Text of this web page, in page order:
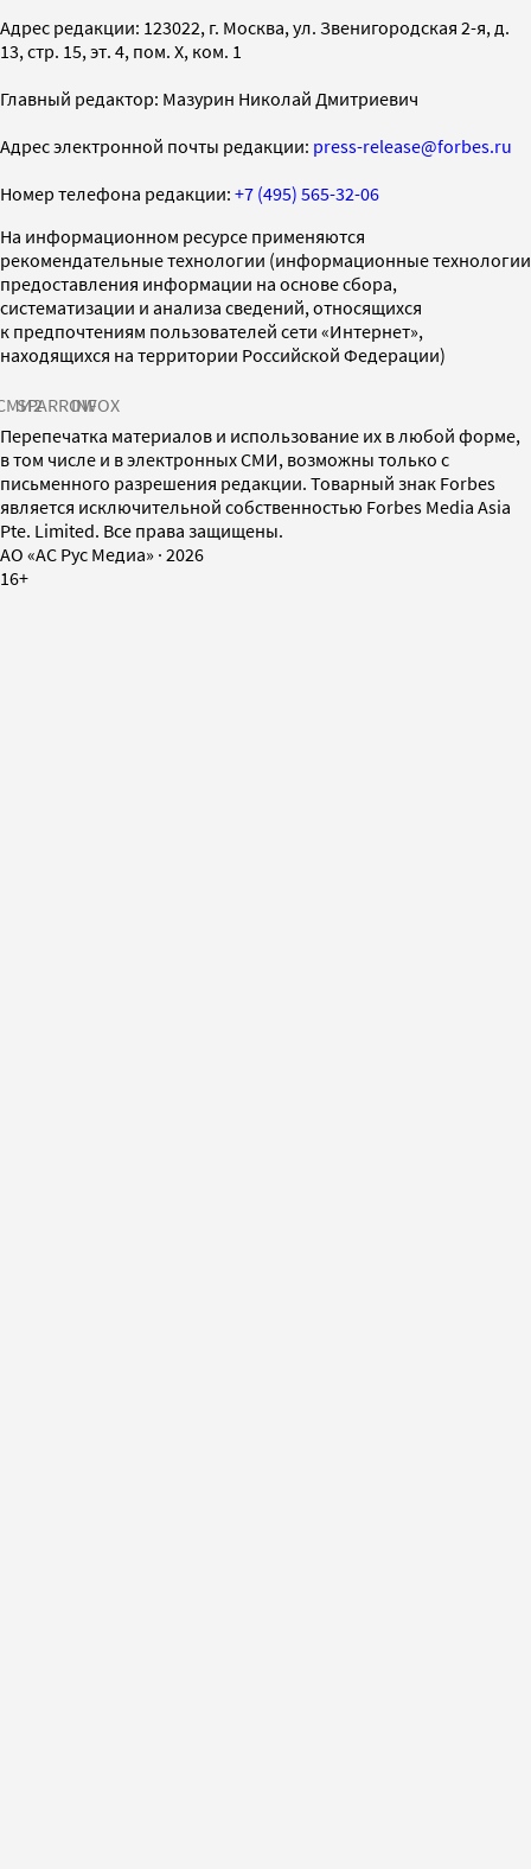
Адрес редакции: 123022, г. Москва, ул. Звенигородская 2-я, д.
13, стр. 15, эт. 4, пом. X, ком. 1
Главный редактор: Мазурин Николай Дмитриевич
Адрес электронной почты редакции: press-release@forbes.ru
Номер телефона редакции: +7 (495) 565-32-06
На информационном ресурсе применяются
рекомендательные технологии (информационные технологии
предоставления информации на основе сбора,
систематизации и анализа сведений, относящихся
к предпочтениям пользователей сети «Интернет»,
находящихся на территории Российской Федерации)
SPARROWINFOX
Перепечатка материалов и использование их в любой форме,
в том числе и в электронных СМИ, возможны только с
письменного разрешения редакции. Товарный знак Forbes
является исключительной собственностью Forbes Media Asia
Pte. Limited. Все права защищены.
AO «АС Рус Медиа» · 2026
16+